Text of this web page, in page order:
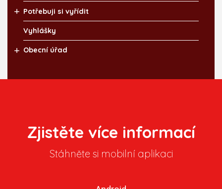
Potřebuji si vyřídit
Vyhlášky
Obecní úřad
Zjistěte více informací
Stáhněte si mobilní aplikaci